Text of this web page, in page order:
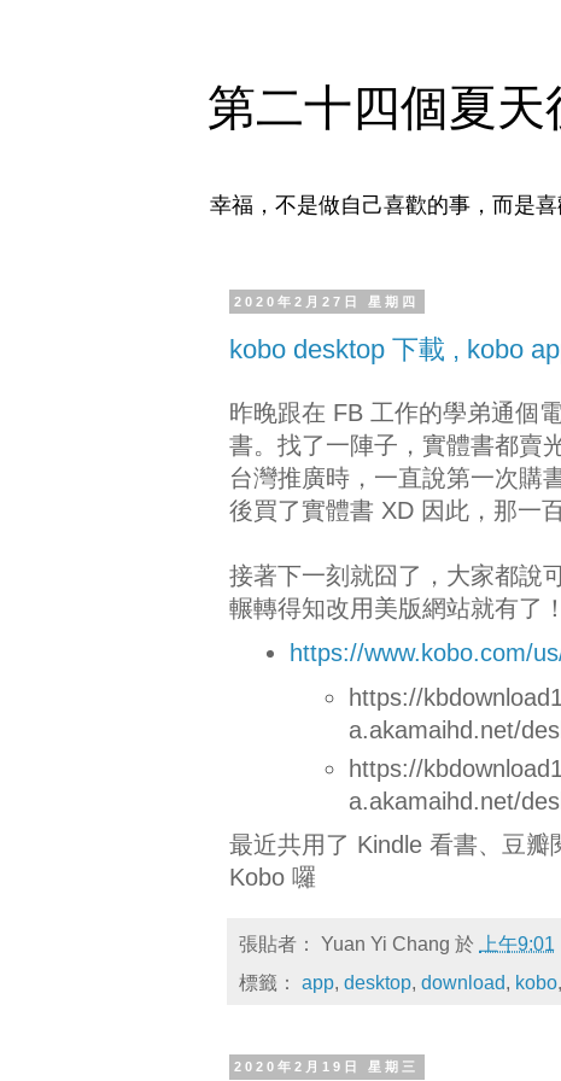
第二十四個夏天
幸福，不是做自己喜歡的事，而是
2020年2月27日 星期四
kobo desktop 下載 , kobo
昨晚跟在 FB 工作的學弟通個
書。找了一陣子，實體書都賣
台灣推廣時，一直說第一次購
後買了實體書 XD 因此，那一
接著下一刻就囧了，大家都說
輾轉得知改用美版網站就有了！
https://www.kobo.com/
https://
a.akamaihd.net/
https://
a.akamaihd.net/
最近共用了 Kindle 看書、豆
Kobo 囉
張貼者： Yuan Yi Chang 於 上午9:01
標籤： app desktop download kobo
2020年2月19日 星期三